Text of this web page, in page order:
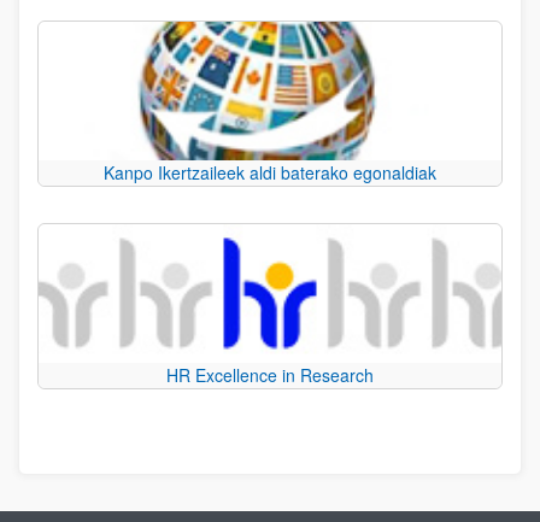
Kanpo Ikertzaileek aldi baterako egonaldiak
HR Excellence in Research